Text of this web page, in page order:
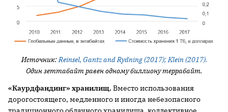
Источник:Reinsel, Gantz and Rydning (2017); Klein (2017).
Один зеттабайт равен одному биллиону террабайт.
«Каурдфандинг» хранилищ. Вместо использования
дорогостоящего, медленного и иногда небезопасного